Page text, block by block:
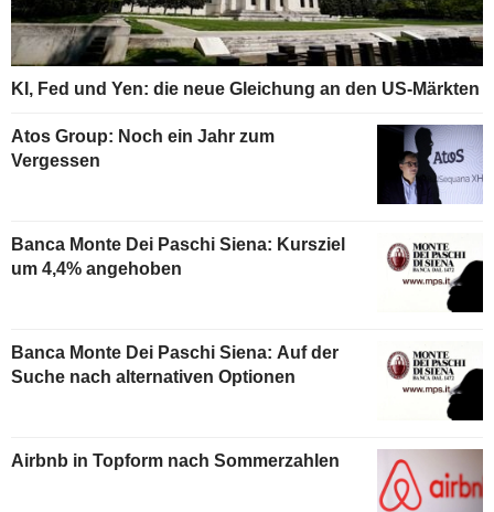
KI, Fed und Yen: die neue Gleichung an den US-Märkten
Atos Group: Noch ein Jahr zum
Vergessen
Banca Monte Dei Paschi Siena: Kursziel
um 4,4% angehoben
Banca Monte Dei Paschi Siena: Auf der
Suche nach alternativen Optionen
Airbnb in Topform nach Sommerzahlen